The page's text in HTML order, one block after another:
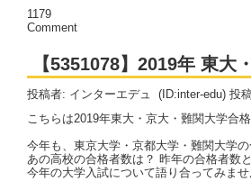
1179
Comment
【5351078】2019年 東
投稿者: インターエデュ
(ID:inter-edu) 投
こちらは2019年東大・京大・難関大学合
今年も、東京大学・京都大学・難関大学の
あの高校の合格者数は？ 昨年の合格者数
今年の大学入試について語り合ってみませ